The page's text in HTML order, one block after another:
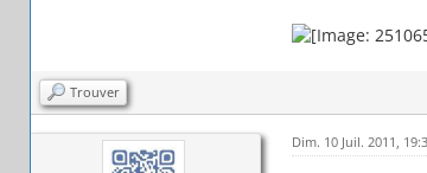
Trouver
Dim. 10 Juil. 2011,